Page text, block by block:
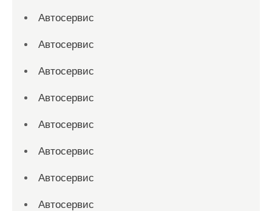
Автосервис
Автосервис
Автосервис
Автосервис
Автосервис
Автосервис
Автосервис
Автосервис